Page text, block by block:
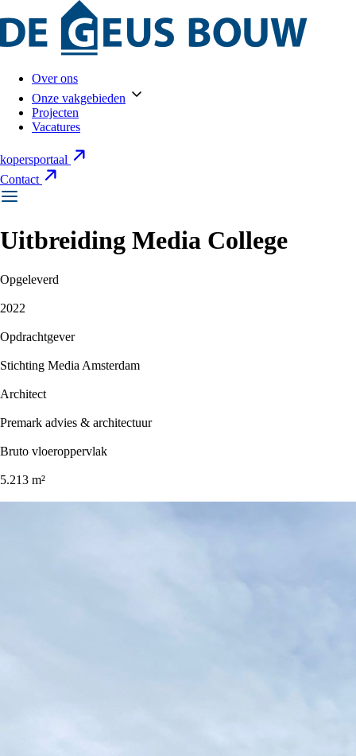
Over ons
Onze vakgebieden
Projecten
Vacatures
kopersportaal
Contact
Uitbreiding Media College
Opgeleverd
2022
Opdrachtgever
Stichting Media Amsterdam
Architect
Premark advies & architectuur
Bruto vloeroppervlak
5.213 m²